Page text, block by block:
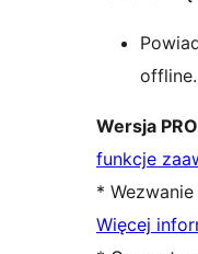
offline.
Wersja PRO
funkcje
* Wezwanie
Więcej